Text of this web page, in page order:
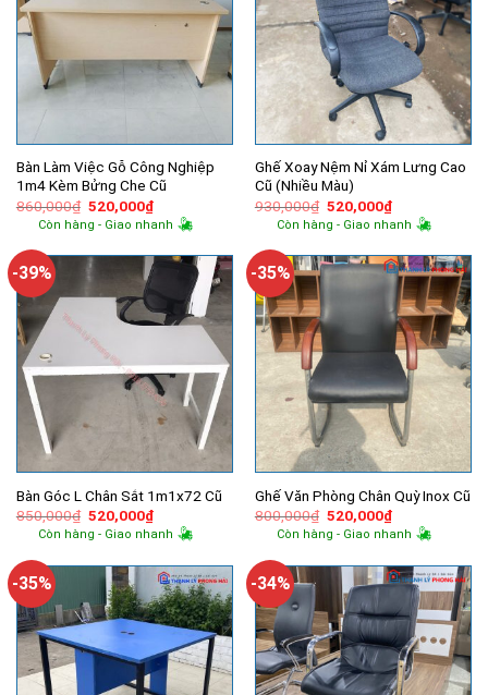
Bàn Làm Việc Gỗ Công Nghiệp
1m4 Kèm Bửng Che Cũ
860,000₫ Giá
gốc
là:
520,000₫Giá
hiện
tại
520,000₫.
Còn hàng - Giao nhanh
Ghế Xoay Nệm Nỉ Xám Lưng Cao
Cũ (Nhiều Màu)
930,000₫ Giá
gốc
là:
520,000₫Giá
hiện
tại
520,000₫.
Còn hàng - Giao nhanh
-39%
Bàn Góc L Chân Sắt 1m1x72 Cũ
850,000₫ Giá
gốc
là:
520,000₫Giá
hiện
tại
520,000₫.
Còn hàng - Giao nhanh
-35%
Ghế Văn Phòng Chân Quỳ Inox Cũ
800,000₫ Giá
gốc
là:
520,000₫Giá
hiện
tại
520,000₫.
Còn hàng - Giao nhanh
-35% -34%